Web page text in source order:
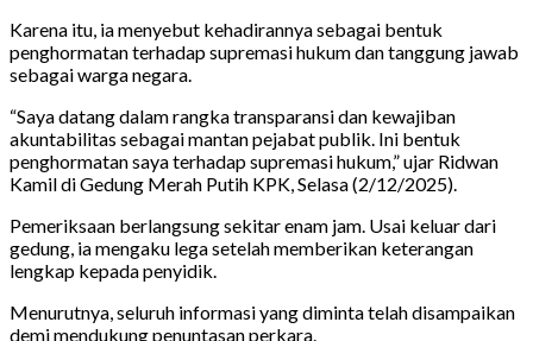
Karena itu, ia menyebut kehadirannya sebagai bentuk
penghormatan terhadap supremasi hukum dan tanggung jawab
sebagai warga negara.
“Saya datang dalam rangka transparansi dan kewajiban
akuntabilitas sebagai mantan pejabat publik. Ini bentuk
penghormatan saya terhadap supremasi hukum,” ujar Ridwan
Kamil di Gedung Merah Putih KPK, Selasa (2/12/2025).
Pemeriksaan berlangsung sekitar enam jam. Usai keluar dari
gedung, ia mengaku lega setelah memberikan keterangan
lengkap kepada penyidik.
Menurutnya, seluruh informasi yang diminta telah disampaikan
demi mendukung penuntasan perkara.